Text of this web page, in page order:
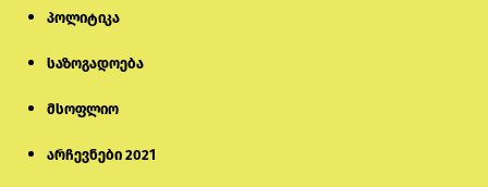
პოლიტიკა
საზოგადოება
მსოფლიო
არჩევნები 2021